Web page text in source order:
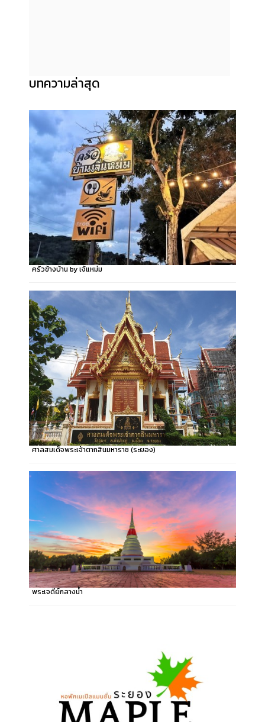
บทความล่าสุด
ครัวข้างบ้าน by เจ้แหม่ม
ศาลสมเด็จพระเจ้าตากสินมหาราช (ระยอง)
พระเจดีย์กลางน้ำ